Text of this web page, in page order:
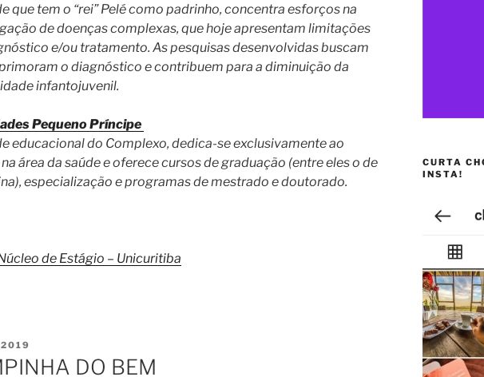
que tem o “rei” Pelé como padrinho, concentra esforços na
de doenças complexas, que hoje apresentam limitações
e/ou tratamento. As pesquisas desenvolvidas buscam
o diagnóstico e contribuem para a diminuição da
infantojuvenil.
Pequeno Príncipe
educacional do Complexo, dedica-se exclusivamente ao
área da saúde e oferece cursos de graduação (entre eles o de
especialização e programas de mestrado e doutorado.
de Estágio – Unicuritiba
DO BEM
CURTA
INSTA!